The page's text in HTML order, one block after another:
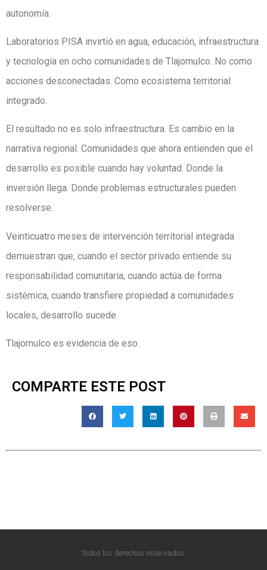
autonomía.
Laboratorios PISA invirtió en agua, educación, infraestructura
y tecnología en ocho comunidades de Tlajomulco. No como
acciones desconectadas. Como ecosistema territorial
integrado.
El resultado no es solo infraestructura. Es cambio en la
narrativa regional. Comunidades que ahora entienden que el
desarrollo es posible cuando hay voluntad. Donde la
inversión llega. Donde problemas estructurales pueden
resolverse.
Veinticuatro meses de intervención territorial integrada
demuestran que, cuando el sector privado entiende su
responsabilidad comunitaria, cuando actúa de forma
sistémica, cuando transfiere propiedad a comunidades
locales, desarrollo sucede.
Tlajomulco es evidencia de eso.
COMPARTE ESTE POST
Todos los derechos reservados.